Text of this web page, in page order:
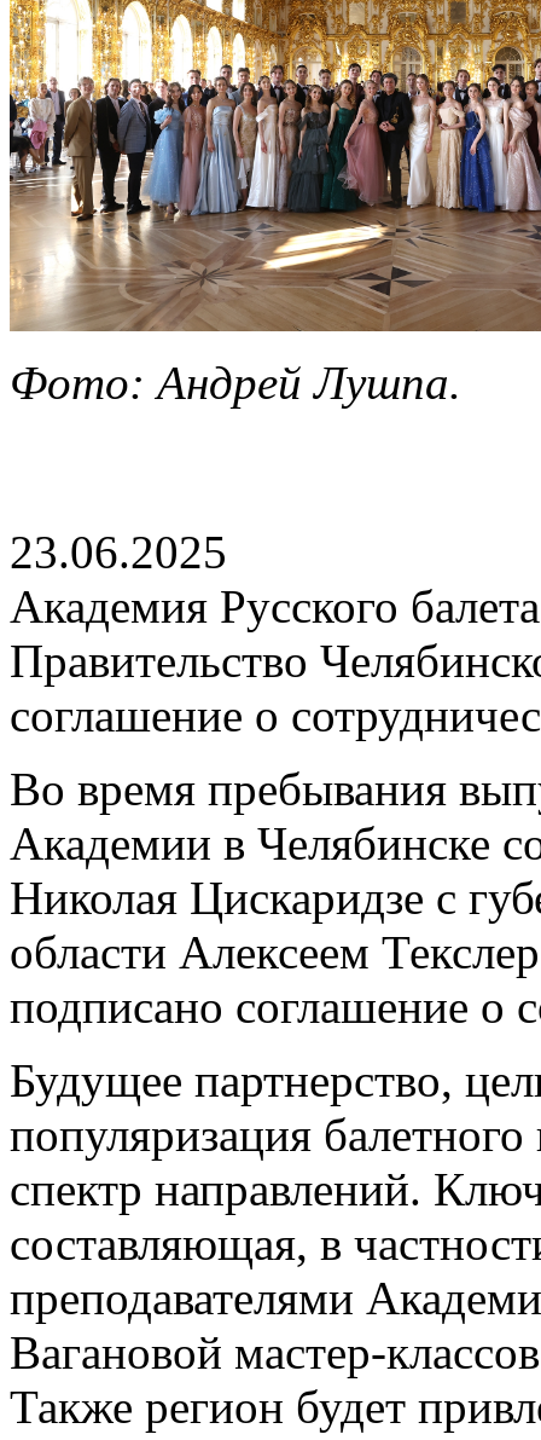
Фото: Андрей Лушпа.
23.06.2025
Академия Русского
Правительство
соглашение о
Во время пребывания
Академии в Челябинске
Николая Цискаридзе с
области Алексеем
подписано соглашение о
Будущее партнерство,
популяризация
спектр направлений.
составляющая, в
преподавателями
Вагановой мастер-
Также регион будет